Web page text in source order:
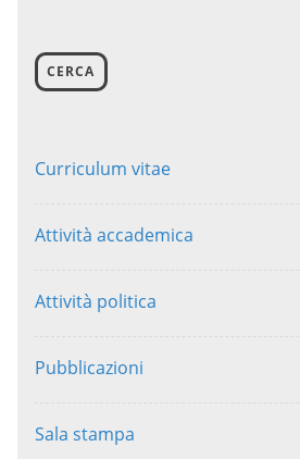
CERCA
Curriculum vitae
Attività accademica
Attività politica
Pubblicazioni
Sala stampa